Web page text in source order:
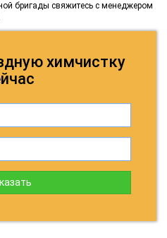
бригады свяжитесь с менеджером
химчистку